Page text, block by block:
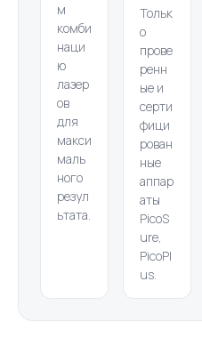
м
комби
наци
ю
лазер
ов
для
макси
маль
ного
резул
ьтата.
Тольк
о
прове
ренн
ые и
серти
фици
рован
ные
аппар
аты
PicoS
ure,
PicoPl
us.